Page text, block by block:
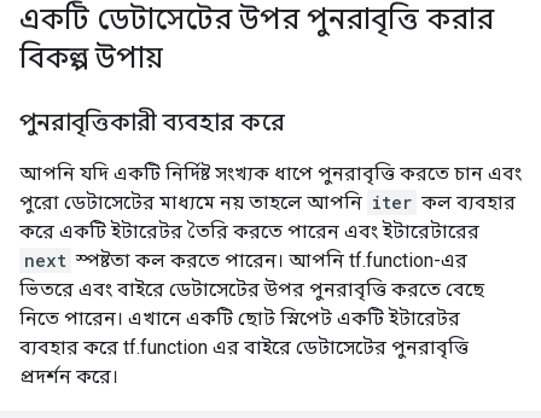
একটি ডেটাসেটের উপর পুনরাবৃত্তি করার
বিকল্প উপায়
পুনরাবৃত্তিকারী ব্যবহার করে
আপনি যদি একটি নির্দিষ্ট সংখ্যক ধাপে পুনরাবৃত্তি করতে চান এবং
পুরো ডেটাসেটের মাধ্যমে নয় তাহলে আপনি iter কল ব্যবহার
করে একটি ইটারেটর তৈরি করতে পারেন এবং ইটারেটারের
next স্পষ্টতা কল করতে পারেন। আপনি tf.function-এর
ভিতরে এবং বাইরে ডেটাসেটের উপর পুনরাবৃত্তি করতে বেছে
নিতে পারেন। এখানে একটি ছোট স্নিপেট একটি ইটারেটর
ব্যবহার করে tf.function এর বাইরে ডেটাসেটের পুনরাবৃত্তি
প্রদর্শন করে।